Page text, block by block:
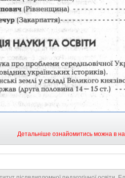
Детальніше ознайомитись можна в